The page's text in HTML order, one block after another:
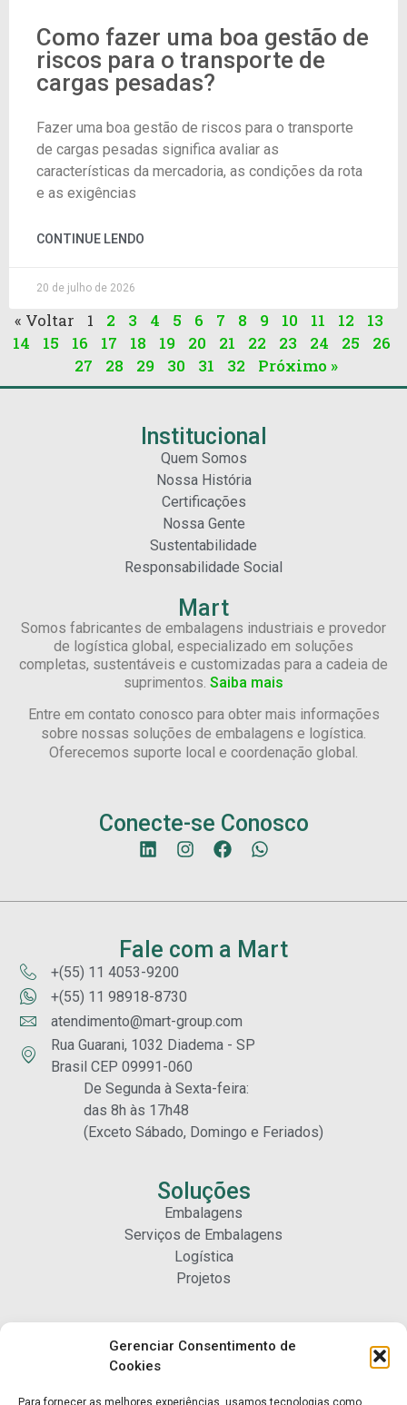
Gerenciar Consentimento de
Cookies
Para fornecer as melhores experiências, usamos tecnologias como
Como fazer uma boa gestão de
riscos para o transporte de
cargas pesadas?
Fazer uma boa gestão de riscos para o transporte
de cargas pesadas significa avaliar as
características da mercadoria, as condições da rota
e as exigências
CONTINUE LENDO
20 de julho de 2026
« Voltar 1 2 3 4 5 6 7 8 9 10 11 12
13
14
15 16 17 18 19 20 21 22 23 24 25
26
27
28 29 30 31 32 Próximo »
Institucional
Quem Somos
Nossa História
Certificações
Nossa Gente
Sustentabilidade
Responsabilidade Social
Mart
Somos fabricantes de embalagens industriais e provedor
de logística global, especializado em soluções
completas, sustentáveis e customizadas para a cadeia de
suprimentos. Saiba mais
Entre em contato conosco para obter mais informações
sobre nossas soluções de embalagens e logística.
Oferecemos suporte local e coordenação global.
Conecte-se Conosco
Fale com a Mart
+(55) 11 4053-9200
+(55) 11 98918-8730
atendimento@mart-group.com
Rua Guarani, 1032 Diadema - SP
Brasil CEP 09991-060
De Segunda à Sexta-feira:
das 8h às 17h48
(Exceto Sábado, Domingo e Feriados)
Soluções
Embalagens
Serviços de Embalagens
Logística
Projetos
Carreiras